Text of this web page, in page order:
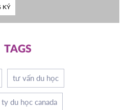
KÝ
TAGS
tư vấn du học
du học canada